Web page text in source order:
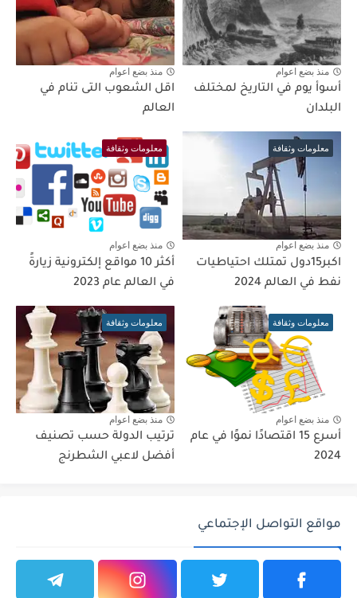
منذ بضع اعوام
أسوأ يوم في التاريخ لمختلف
البلدان
منذ بضع اعوام
اقل الشعوب التى تنام في
العالم
معلومات وثقافة
منذ بضع اعوام
اكبر15دول تمتلك احتياطيات
نفط في العالم 2024
معلومات وثقافة
منذ بضع اعوام
أكثر 10 مواقع إلكترونية زيارةً
في العالم عام 2023
معلومات وثقافة
منذ بضع اعوام
أسرع 15 اقتصادًا نموًا في عام
2024
معلومات وثقافة
منذ بضع اعوام
ترتيب الدولة حسب تصنيف
أفضل لاعبي الشطرنج
مواقع التواصل الإجتماعي